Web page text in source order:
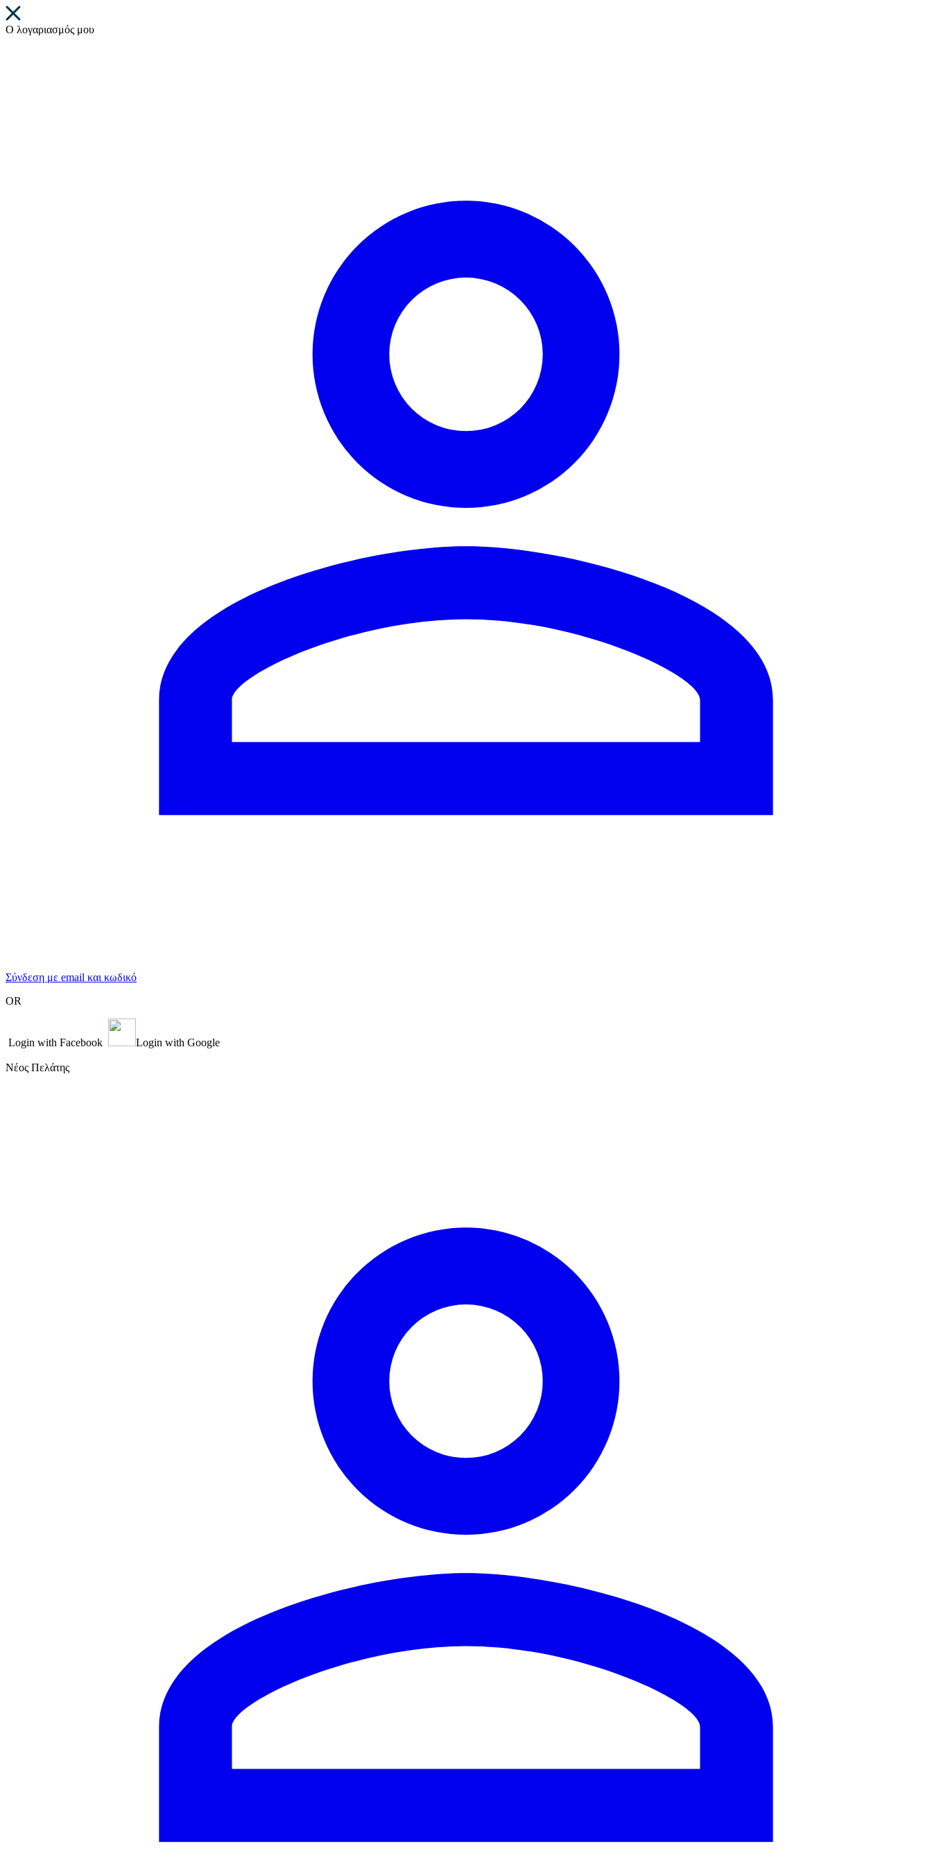
Ο λογαριασμός μου
Σύνδεση με email και κωδικό
OR
Login with Facebook Login with Google
Νέος Πελάτης